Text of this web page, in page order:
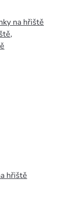
na hřiště
,
hřiště